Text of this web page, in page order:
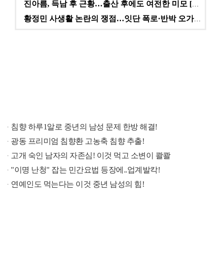
진아름, 득남 후 근황…출산 후에도 여전한 미모 [스타…
황정민 사생활 논란의 쟁점…잇단 폭로·반박 오가는 소모…